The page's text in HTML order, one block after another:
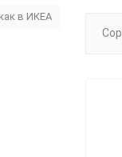
в ИКЕА